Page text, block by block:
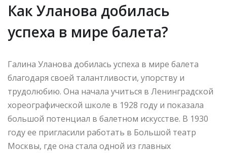
Как Уланова добилась
успеха в мире балета?
Галина Уланова добилась успеха в мире балета
благодаря своей талантливости, упорству и
трудолюбию. Она начала учиться в Ленинградской
хореографической школе в 1928 году и показала
большой потенциал в балетном искусстве. В 1930
году ее пригласили работать в Большой театр
Москвы, где она стала одной из главных